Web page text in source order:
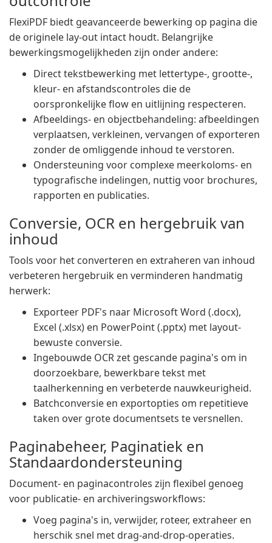
FlexiPDF biedt geavanceerde bewerking op pagina die
de originele lay-out intact houdt. Belangrijke
bewerkingsmogelijkheden zijn onder andere:
Direct tekstbewerking met lettertype-, grootte-,
kleur- en afstandscontroles die de
oorspronkelijke flow en uitlijning respecteren.
Afbeeldings- en objectbehandeling: afbeeldingen
verplaatsen, verkleinen, vervangen of exporteren
zonder de omliggende inhoud te verstoren.
Ondersteuning voor complexe meerkoloms- en
typografische indelingen, nuttig voor brochures,
rapporten en publicaties.
Conversie, OCR en hergebruik van
inhoud
Tools voor het converteren en extraheren van inhoud
verbeteren hergebruik en verminderen handmatig
herwerk:
Exporteer PDF's naar Microsoft Word (.docx),
Excel (.xlsx) en PowerPoint (.pptx) met layout-
bewuste conversie.
Ingebouwde OCR zet gescande pagina's om in
doorzoekbare, bewerkbare tekst met
taalherkenning en verbeterde nauwkeurigheid.
Batchconversie en exportopties om repetitieve
taken over grote documentsets te versnellen.
Paginabeheer, Paginatiek en
Standaardondersteuning
Document- en paginacontroles zijn flexibel genoeg
voor publicatie- en archiveringsworkflows:
Voeg pagina's in, verwijder, roteer, extraheer en
herschik snel met drag-and-drop-operaties.